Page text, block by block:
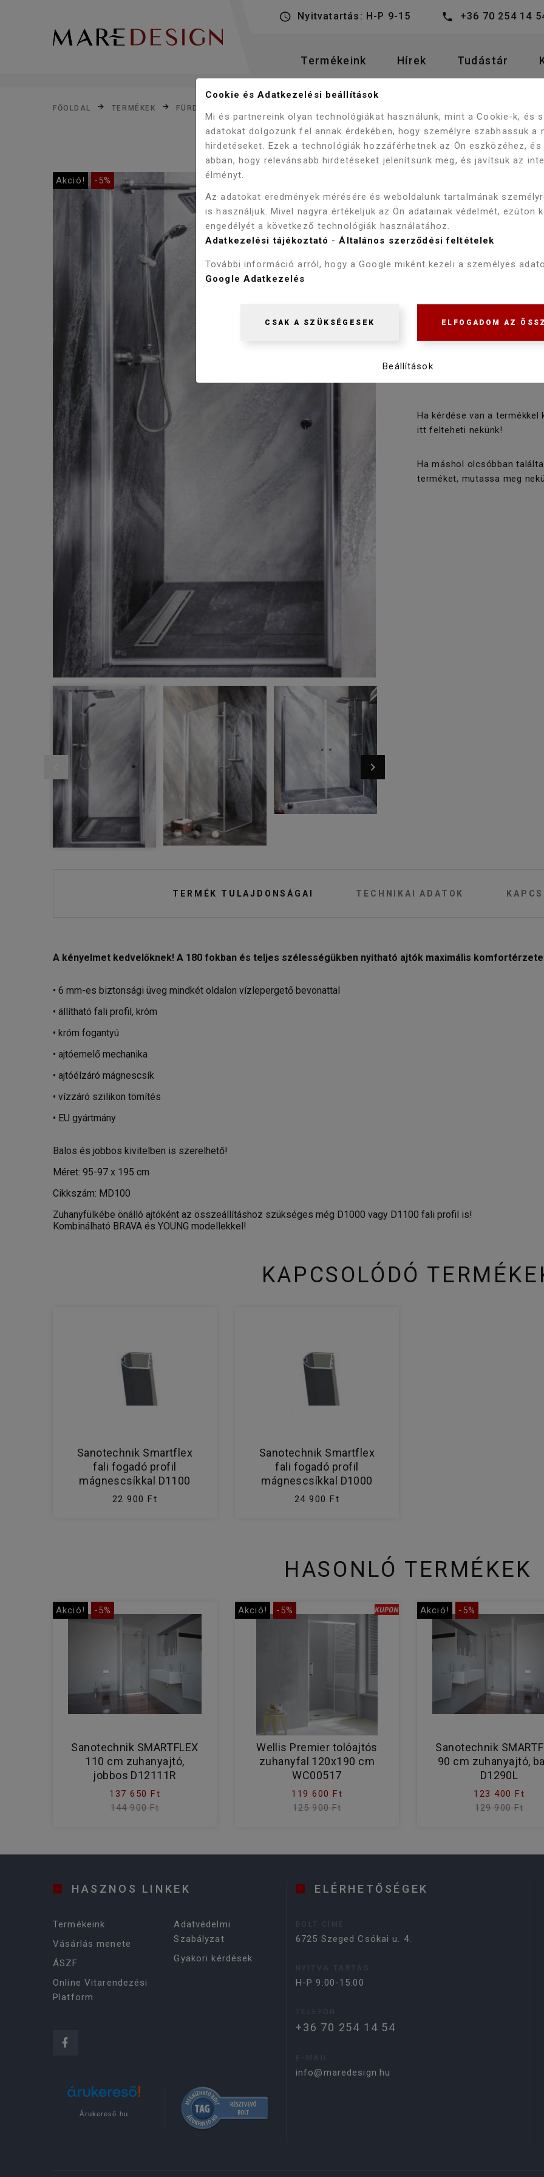
Nyitvatartás: H-P 9-15 +36 70 254 14
Termékeink Hírek Tudástár
FŐOLDAL TERMÉKEK FÜRDŐSZOBA
Akció! -5%
BRAVA
97X195 CM
Ha kérdése van a termékkel
itt felteheti nekünk!
Ha máshol olcsóbban
terméket, mutassa meg
TERMÉK TULAJDONSÁGAI TECHNIKAI ADATOK
A kényelmet kedvelőknek! A 180 fokban és teljes szélességükben nyitható ajtók maximális
• 6 mm-es biztonsági üveg mindkét oldalon vízlepergető bevonattal
• állítható fali profil, króm
• króm fogantyú
• ajtóemelő mechanika
• ajtóélzáró mágnescsík
• vízzáró szilikon tömítés
• EU gyártmány
Balos és jobbos kivitelben is szerelhető!
Méret: 95-97 x 195 cm
Cikkszám: MD100
Zuhanyfülkébe önálló ajtóként az összeállításhoz szükséges még D1000 vagy D1100 fali profil is!
Kombinálható BRAVA és YOUNG modellekkel!
KAPCSOLÓDÓ
Sanotechnik Smartflex
fali fogadó profil
mágnescsíkkal D1100
22 900 Ft
Sanotechnik Smartflex
fali fogadó profil
mágnescsíkkal D1000
24 900 Ft
HASONLÓ TERMÉKEK
Akció! -5%
Sanotechnik SMARTFLEX
110 cm zuhanyajtó,
jobbos D12111R
137 650 Ft
144 900 Ft
Akció! -5%
Wellis Premier tolóajtós
zuhanyfal 120x190 cm
WC00517
119 600 Ft
125 900 Ft
Akció! -5%
Sanotechnik
90 cm zuhanyajtó,
D1290L
123 400 Ft
129 900 Ft
HASZNOS LINKEK
Termékeink
Vásárlás menete
ÁSZF
Online Vitarendezési
Platform
Adatvédelmi
Szabályzat
Gyakori kérdések
Árukereső.hu
ELÉRHETŐSÉGEK
6725 Szeged Csókai u. 4.
H-P 9:00-15:00
+36 70 254 14 54
info@maredesign.hu
Cookie és Adatkezelési beállítások
Mi és partnereink olyan technológiákat használunk, mint a Cookie-k, és
adatokat dolgozunk fel annak érdekében, hogy személyre szabhassuk a
hirdetéseket. Ezek a technológiák hozzáférhetnek az Ön eszközéhez,
abban, hogy relevánsabb hirdetéseket jelenítsünk meg, és javítsuk az
élményt.
Az adatokat eredmények mérésére és weboldalunk tartalmának
is használjuk. Mivel nagyra értékeljük az Ön adatainak védelmét, ezúton
engedélyét a következő technológiák használatához.
Adatkezelési tájékoztató -Általános szerződési feltételek
További információ arról, hogy a Google miként kezeli a személyes
Google Adatkezelés
CSAK A SZÜKSÉGESEK ELFOGADOM AZ
Beállítások